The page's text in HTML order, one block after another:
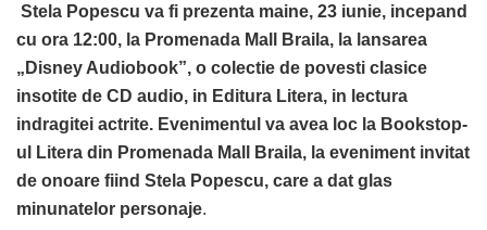
Stela Popescu va fi prezenta maine, 23 iunie, incepand
cu ora 12:00, la Promenada Mall Braila, la lansarea
„Disney Audiobook”, o colectie de povesti clasice
insotite de CD audio, in Editura Litera, in lectura
indragitei actrite. Evenimentul va avea loc la Bookstop-
ul Litera din Promenada Mall Braila, la eveniment invitat
de onoare fiind Stela Popescu, care a dat glas
minunatelor personaje.